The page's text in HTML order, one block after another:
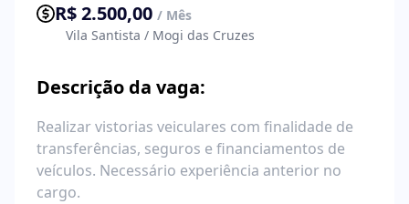
R$ 2.500,00 / Mês
Vila Santista / Mogi das Cruzes
Descrição da vaga:
Realizar vistorias veiculares com finalidade de
transferências, seguros e financiamentos de
veículos. Necessário experiência anterior no
cargo.